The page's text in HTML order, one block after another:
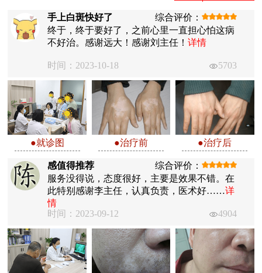
手上白斑快好了
综合评价：
终于，终于要好了，之前心里一直担心怕这病
不好治。感谢远大！感谢刘主任！详情
时间：2023-10-18 5703
●就诊图 ●治疗前 ●治疗后
感值得推荐
综合评价：
服务没得说，态度很好，主要是效果不错。在
此特别感谢李主任，认真负责，医术好……详
情
时间：2023-09-12
4904